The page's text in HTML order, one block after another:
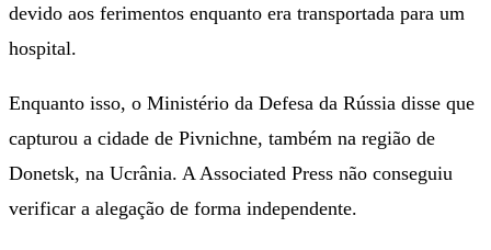
devido aos ferimentos enquanto era transportada para um
hospital.
Enquanto isso, o Ministério da Defesa da Rússia disse que
capturou a cidade de Pivnichne, também na região de
Donetsk, na Ucrânia. A Associated Press não conseguiu
verificar a alegação de forma independente.